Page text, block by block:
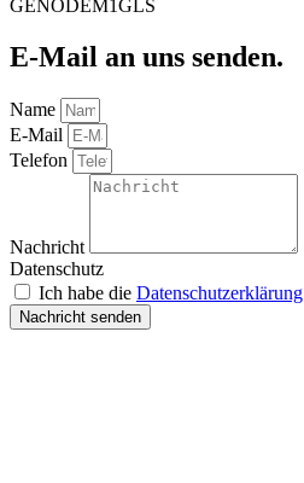
GENODEM1GLS
E-Mail an uns senden.
Name
E-Mail
Telefon
Nachricht
Datenschutz
Ich habe die Datenschutzerklärung
Nachricht senden